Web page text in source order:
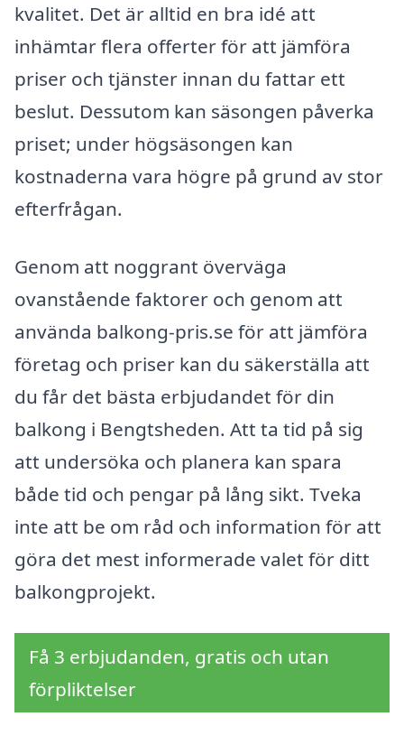
kvalitet. Det är alltid en bra idé att
inhämtar flera offerter för att jämföra
priser och tjänster innan du fattar ett
beslut. Dessutom kan säsongen påverka
priset; under högsäsongen kan
kostnaderna vara högre på grund av stor
efterfrågan.
Genom att noggrant överväga
ovanstående faktorer och genom att
använda balkong-pris.se för att jämföra
företag och priser kan du säkerställa att
du får det bästa erbjudandet för din
balkong i Bengtsheden. Att ta tid på sig
att undersöka och planera kan spara
både tid och pengar på lång sikt. Tveka
inte att be om råd och information för att
göra det mest informerade valet för ditt
balkongprojekt.
Få 3 erbjudanden, gratis och utan
förpliktelser